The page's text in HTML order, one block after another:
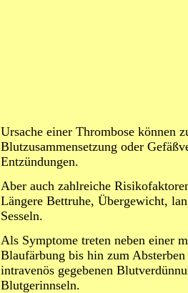
Ursache einer Thrombose können
Blutzusammensetzung oder
Entzündungen.
Aber auch zahlreiche
Längere Bettruhe, Übergewicht,
Sesseln.
Als Symptome treten neben einer
Blaufärbung bis hin zum
intravenös gegebenen
Blutgerinnseln.